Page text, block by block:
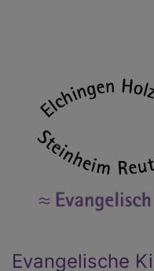
Evangelische